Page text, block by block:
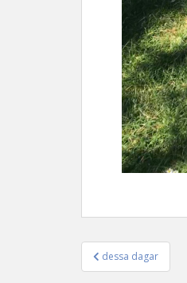
dessa dagar